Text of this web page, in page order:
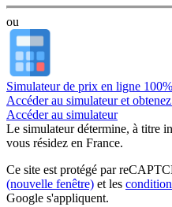
ou
Simulateur de prix en ligne
Accéder au simulateur et
Accéder au simulateur
Le simulateurdétermine, à titre
vous résidez en France.
Ce site est protégé par
(nouvelle fenêtre) et les
Google s'appliquent.